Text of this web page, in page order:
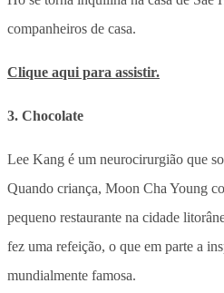
companheiros de casa.
Clique aqui para assistir.
3. Chocolate
Lee Kang é um neurocirurgião que
Quando criança, Moon Cha Young
pequeno restaurante na cidade
fez uma refeição, o que em parte a
mundialmente famosa.